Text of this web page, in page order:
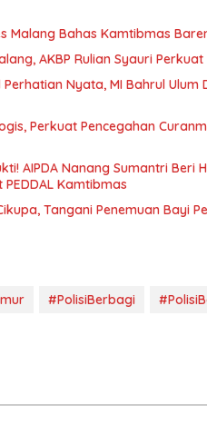
Malang Bahas Kamtibmas
AKBP Rulian Syauri
Nyata, MI Bahrul
Perkuat Pencegahan
AIPDA Nanang Sumantri Beri
Kamtibmas
Tangani Penemuan Bayi
#PolisiBerbagi